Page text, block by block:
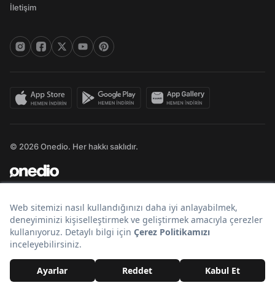
İletişim
© 2026 Onedio. Her hakkı saklıdır.
Bir markasıdır.